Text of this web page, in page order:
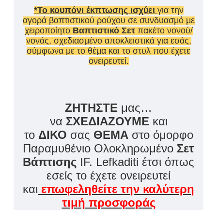
*Το κουπόνι έκπτωσης ισχύει για την
αγορά βαπτιστικού ρούχου σε συνδυασμό με
χειροποίητο Βαπτιστικό Σετ πακέτο νονού/
νονάς, σχεδιασμένο αποκλειστικά για εσάς,
σύμφωνα με το θέμα και το στυλ που έχετε
ονειρευτεί.
ΖΗΤΗΣΤΕ μας…
να ΣΧΕΔΙΑΖΟΥΜΕ και
το ΔΙΚΟ σας ΘΕΜΑστο όμορφο
Παραμυθένιο Ολοκληρωμένο Σετ
Βάπτισης IF. Lefkaditi έτσι όπως
εσείς το έχετε ονειρευτεί
και επωφεληθείτε την καλύτερη
τιμή προσφοράς